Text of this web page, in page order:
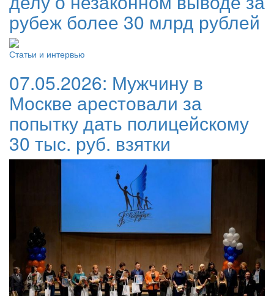
рубеж более 30 млрд рублей
Статьи и интервью
07.05.2026: Мужчину в
Москве арестовали за
попытку дать полицейскому
30 тыс. руб. взятки